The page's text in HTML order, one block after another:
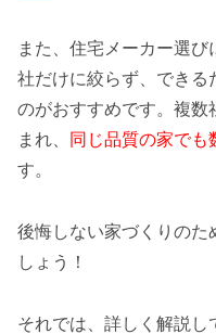
また、住宅メーカー選
社だけに絞らず、できる
のがおすすめです。複数
まれ、
同じ品質の家でも
す。
後悔しない家づくりのた
しょう！
それでは、詳しく解説し